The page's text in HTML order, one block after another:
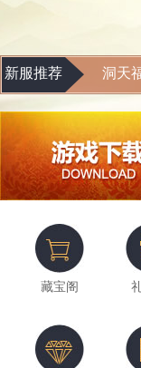
新服推荐 洞天
藏宝阁